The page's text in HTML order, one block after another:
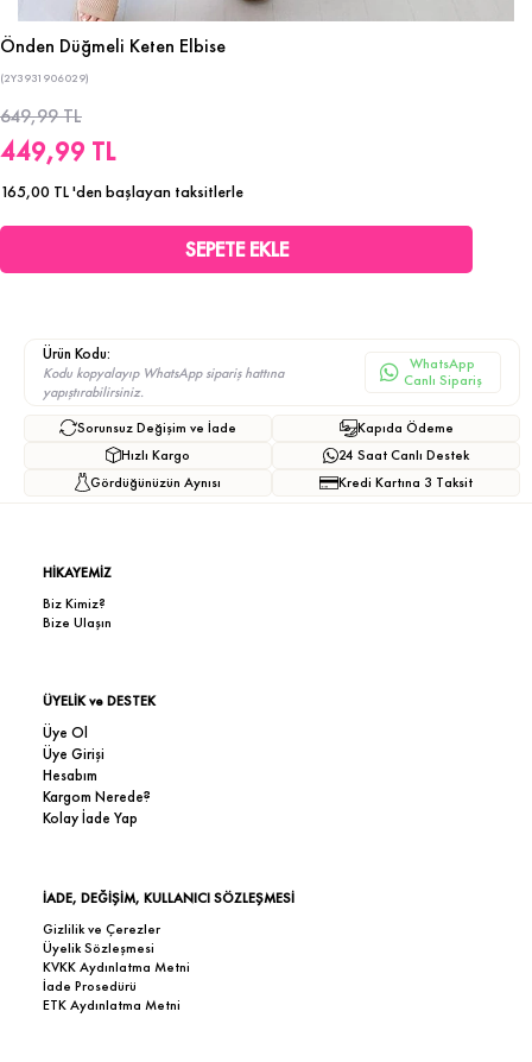
Önden Düğmeli Keten Elbise
(2Y3931906029)
649,99 TL
449,99 TL
165,00 TL'den başlayan taksitlerle
Ürün Kodu:
Kodu kopyalayıp WhatsApp sipariş hattına
yapıştırabilirsiniz.
WhatsApp
Canlı Sipariş
Sorunsuz Değişim ve İade
Hızlı Kargo
Gördüğünüzün Aynısı
Kapıda Ödeme
24 Saat Canlı Destek
Kredi Kartına 3 Taksit
HİKAYEMİZ
Biz Kimiz?
Bize Ulaşın
ÜYELİK ve DESTEK
Üye Ol
Üye Girişi
Hesabım
Kargom Nerede?
Kolay İade Yap
İADE, DEĞİŞİM, KULLANICI SÖZLEŞMESİ
Gizlilik ve Çerezler
Üyelik Sözleşmesi
KVKK Aydınlatma Metni
İade Prosedürü
ETK Aydınlatma Metni